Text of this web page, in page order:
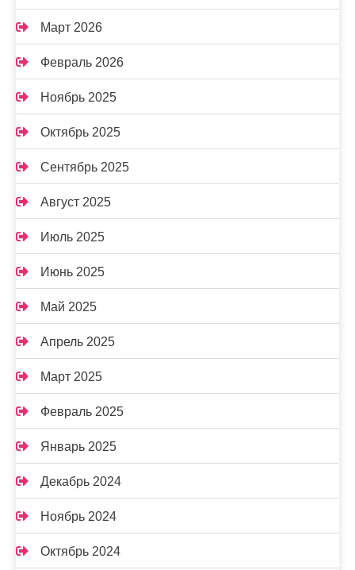
Март 2026
Февраль 2026
Ноябрь 2025
Октябрь 2025
Сентябрь 2025
Август 2025
Июль 2025
Июнь 2025
Май 2025
Апрель 2025
Март 2025
Февраль 2025
Январь 2025
Декабрь 2024
Ноябрь 2024
Октябрь 2024